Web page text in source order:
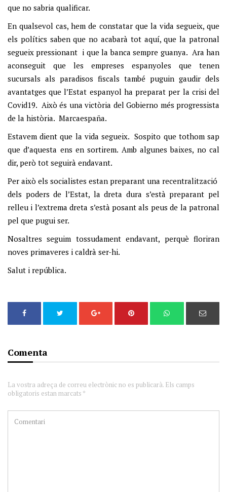
que no sabria qualificar.
En qualsevol cas, hem de constatar que la vida segueix, que
els polítics saben que no acabarà tot aquí, que la patronal
segueix pressionant i que la banca sempre guanya. Ara han
aconseguit que les empreses espanyoles que tenen
sucursals als paradisos fiscals també puguin gaudir dels
avantatges que l’Estat espanyol ha preparat per la crisi del
Covid19. Això és una victòria del Gobierno més progressista
de la història. Marcaespaña.
Estavem dient que la vida segueix. Sospito que tothom sap
que d’aquesta ens en sortirem. Amb algunes baixes, no cal
dir, però tot seguirà endavant.
Per això els socialistes estan preparant una recentralització
dels poders de l’Estat, la dreta dura s’està preparant pel
relleu i l’extrema dreta s’està posant als peus de la patronal
pel que pugui ser.
Nosaltres seguim tossudament endavant, perquè floriran
noves primaveres i caldrà ser-hi.
Salut i república.
Comenta
La vostra adreça de correu electrònic no es publicarà. Els camps
obligatoris estan marcats *